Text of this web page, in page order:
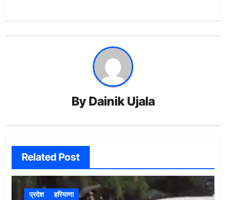
By Dainik Ujala
Related Post
प्रदेश हरियाणा